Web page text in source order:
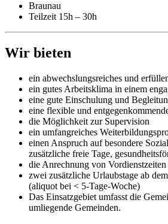
Braunau
Teilzeit 15h – 30h
Wir bieten
ein abwechslungsreiches und
ein gutes Arbeitsklima in einem
eine gute Einschulung und
eine flexible und
die Möglichkeit zur Supervision
ein umfangreiches
einen Anspruch auf besondere
zusätzliche freie Tage,
die Anrechnung von Vordienstzeiten
zwei zusätzliche Urlaubstage ab
(aliquot bei < 5-Tage-Woche)
Das Einsatzgebiet umfasst die
umliegende Gemeinden.